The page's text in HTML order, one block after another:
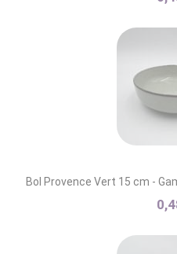
Bol Provence Vert 15 cm -